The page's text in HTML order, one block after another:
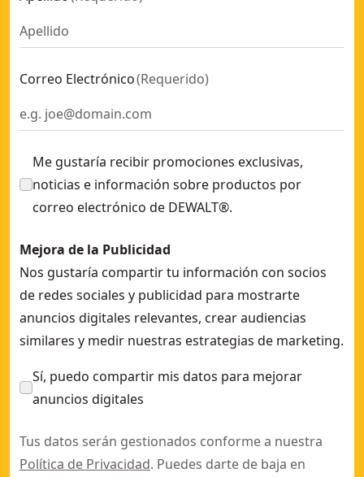
Taladro Percutor sin escobillas XR 18V 13mm 74Nm con 2
Taladro Percutor sin escobillas XR 18V XRP
Taladro Percutor 701W con 1 velocidad variable y
Correo Electrónico(Requerido)
Me gustaría recibir promociones exclusivas,
noticias e información sobre productos por
correo electrónico de DEWALT®.
Mejora de la Publicidad
Nos gustaría compartir tu información con socios
de redes sociales y publicidad para mostrarte
anuncios digitales relevantes, crear audiencias
similares y medir nuestras estrategias de marketing.
Sí, puedo compartir mis datos para mejorar
anuncios digitales
Tus datos serán gestionados conforme a nuestra
Política de Privacidad. Puedes darte de baja en